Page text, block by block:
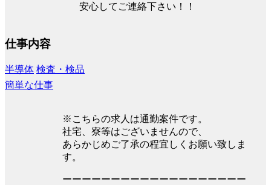
安心してご連絡下さい！！
仕事内容
半導体 検査・検品
簡単な仕事
※こちらの求人は通勤案件です。
社宅、寮等はございませんので、
あらかじめご了承の程宜しくお願い致しま
す。
ーーーーーーーーーーーーーーーーーーー